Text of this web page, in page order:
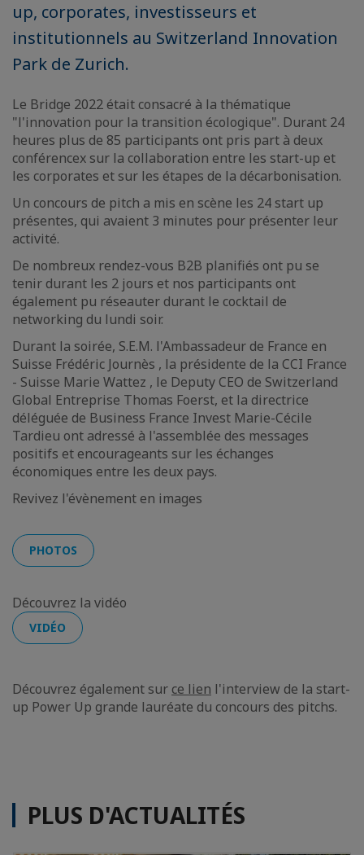
up, corporates, investisseurs et
institutionnels au Switzerland Innovation
Park de Zurich.
Le Bridge 2022 était consacré à la thématique
"l'innovation pour la transition écologique". Durant 24
heures plus de 85 participants ont pris part à deux
conférencex sur la collaboration entre les start-up et
les corporates et sur les étapes de la décarbonisation.
Un concours de pitch a mis en scène les 24 start up
présentes, qui avaient 3 minutes pour présenter leur
activité.
De nombreux rendez-vous B2B planifiés ont pu se
tenir durant les 2 jours et nos participants ont
également pu réseauter durant le cocktail de
networking du lundi soir.
Durant la soirée, S.E.M. l'Ambassadeur de France en
Suisse Frédéric Journès , la présidente de la CCI France
- Suisse Marie Wattez , le Deputy CEO de Switzerland
Global Entreprise Thomas Foerst, et la directrice
déléguée de Business France Invest Marie-Cécile
Tardieu ont adressé à l'assemblée des messages
positifs et encourageants sur les échanges
économiques entre les deux pays.
Revivez l'évènement en images
PHOTOS
Découvrez la vidéo
VIDÉO
Découvrez également sur ce lien l'interview de la start-
up Power Up grande lauréate du concours des pitchs.
PLUS D'ACTUALITÉS